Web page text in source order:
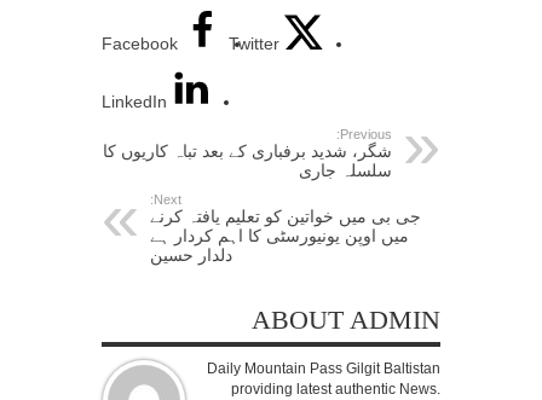
Facebook Twitter
LinkedIn
Previous:
شگر، شدید برفباری کے بعد تباہ کاریوں کا
سلسلہ جاری
Next:
جی بی میں خواتین کو تعلیم یافتہ کرنے
میں اوپن یونیورسٹی کا اہم کردار ہے
دلدار حسین
ABOUT ADMIN
Daily Mountain Pass Gilgit Baltistan
providing latest authentic News.